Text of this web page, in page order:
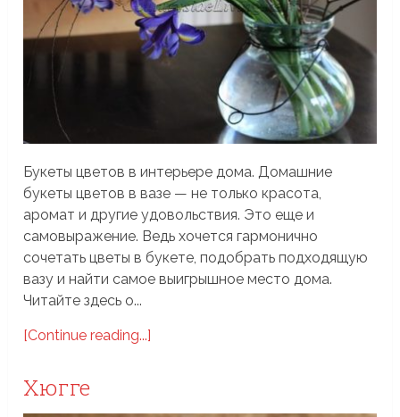
Букеты цветов в интерьере дома. Домашние
букеты цветов в вазе — не только красота,
аромат и другие удовольствия. Это еще и
самовыражение. Ведь хочется гармонично
сочетать цветы в букете, подобрать подходящую
вазу и найти самое выигрышное место дома.
Читайте здесь о...
[Continue reading...]
Хюгге